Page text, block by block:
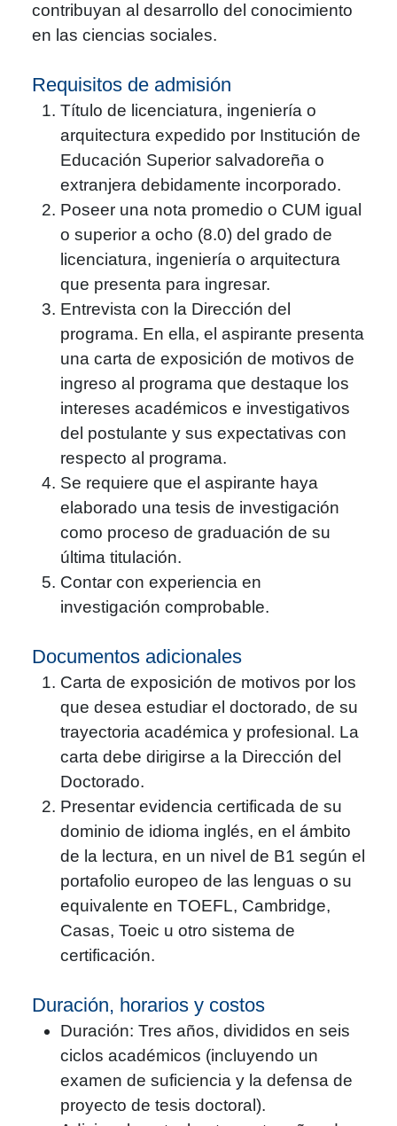
contribuyan al desarrollo del conocimiento
en las ciencias sociales.
Requisitos de admisión
Título de licenciatura, ingeniería o
arquitectura expedido por Institución de
Educación Superior salvadoreña o
extranjera debidamente incorporado.
Poseer una nota promedio o CUM igual
o superior a ocho (8.0) del grado de
licenciatura, ingeniería o arquitectura
que presenta para ingresar.
Entrevista con la Dirección del
programa. En ella, el aspirante presenta
una carta de exposición de motivos de
ingreso al programa que destaque los
intereses académicos e investigativos
del postulante y sus expectativas con
respecto al programa.
Se requiere que el aspirante haya
elaborado una tesis de investigación
como proceso de graduación de su
última titulación.
Contar con experiencia en
investigación comprobable.
Documentos adicionales
Carta de exposición de motivos por los
que desea estudiar el doctorado, de su
trayectoria académica y profesional. La
carta debe dirigirse a la Dirección del
Doctorado.
Presentar evidencia certificada de su
dominio de idioma inglés, en el ámbito
de la lectura, en un nivel de B1 según el
portafolio europeo de las lenguas o su
equivalente en TOEFL, Cambridge,
Casas, Toeic u otro sistema de
certificación.
Duración, horarios y costos
Duración: Tres años, divididos en seis
ciclos académicos (incluyendo un
examen de suficiencia y la defensa de
proyecto de tesis doctoral).